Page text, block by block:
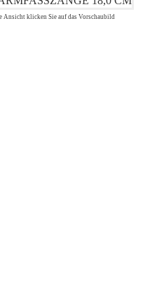
Ansicht klicken Sie auf das Vorschaubild